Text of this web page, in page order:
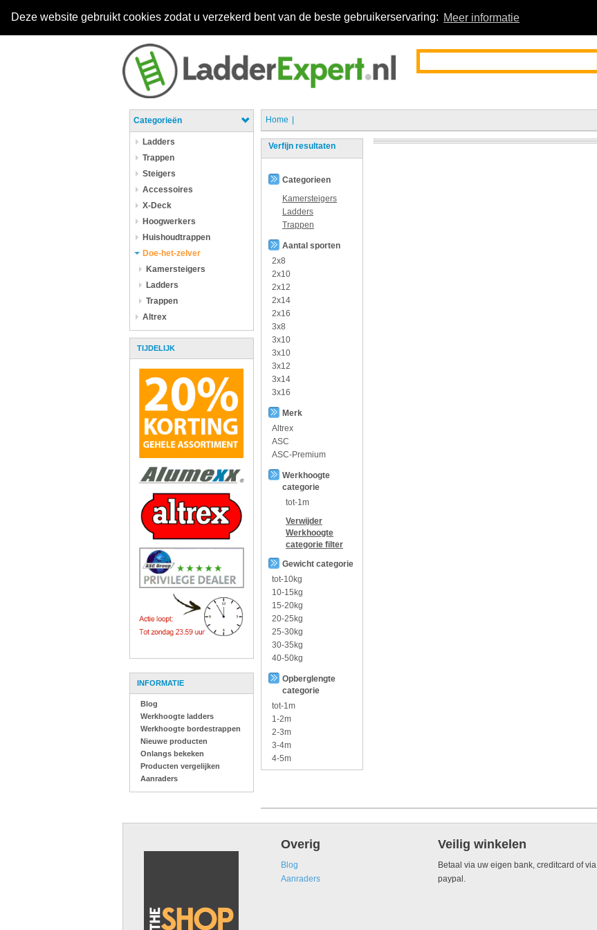
Deze website gebruikt cookies zodat u verzekerd bent van de beste gebruikerservaring: Meer informatie
Categorieën
Ladders
Trappen
Steigers
Accessoires
X-Deck
Hoogwerkers
Huishoudtrappen
Doe-het-zelver
Kamersteigers
Ladders
Trappen
Altrex
TIJDELIJK
INFORMATIE
Blog
Werkhoogte ladders
Werkhoogte bordestrappen
Nieuwe producten
Onlangs bekeken
Producten vergelijken
Aanraders
Home
Verfijn resultaten
Categorieen
Kamersteigers
Ladders
Trappen
Aantal sporten
2x8
2x10
2x12
2x14
2x16
3x8
3x10
3x10
3x12
3x14
3x16
Merk
Altrex
ASC
ASC-Premium
Werkhoogte
categorie
tot-1m
Verwijder
Werkhoogte
categorie filter
Gewicht categorie
tot-10kg
10-15kg
15-20kg
20-25kg
25-30kg
30-35kg
40-50kg
Opberglengte
categorie
tot-1m
1-2m
2-3m
3-4m
4-5m
Overig
Blog
Aanraders
Veilig winkelen
Betaal via uw eigen bank, creditcard of via
paypal.